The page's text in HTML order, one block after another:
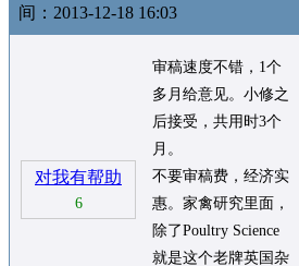
间：2013-12-18 16:03
对我有帮助
6
审稿速度不错，1个
多月给意见。小修之
后接受，共用时3个
月。
不要审稿费，经济实
惠。家禽研究里面，
除了Poultry Science
就是这个老牌英国杂